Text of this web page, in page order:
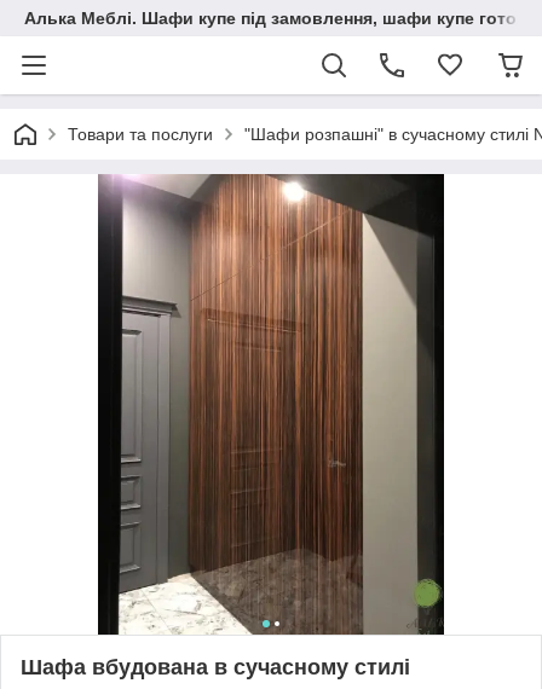
Алька Меблі. Шафи купе під замовлення, шафи купе готові,
Товари та послуги "Шафи розпашні" в сучасному стилі
Шафа вбудована в сучасному стилі